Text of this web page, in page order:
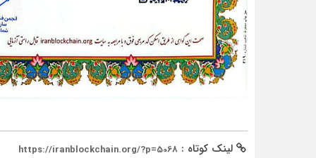
لینک کوتاه : https://iranblockchain.org/?p=5068